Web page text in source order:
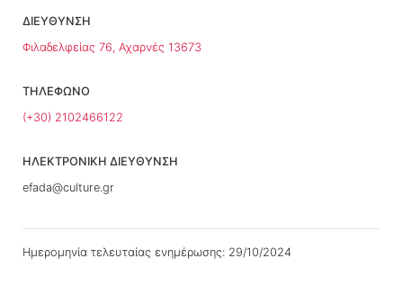
ΔΙΕΥΘΥΝΣΗ
Φιλαδελφείας 76, Αχαρνές 13673
ΤΗΛΕΦΩΝΟ
(+30) 2102466122
ΗΛΕΚΤΡΟΝΙΚΗ ΔΙΕΥΘΥΝΣΗ
efada@culture.gr
Ημερομηνία τελευταίας ενημέρωσης: 29/10/2024